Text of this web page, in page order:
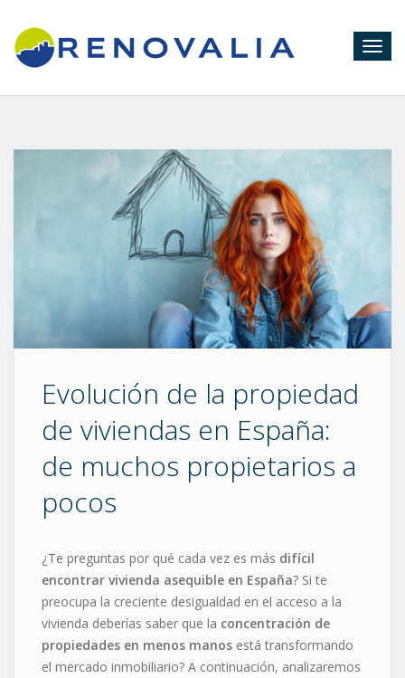
Evolución de la propiedad
de viviendas en España:
de muchos propietarios a
pocos
¿Te preguntas por qué cada vez es más difícil
encontrar vivienda asequible en España? Si te
preocupa la creciente desigualdad en el acceso a la
vivienda deberías saber que la concentración de
propiedades en menos manos está transformando
el mercado inmobiliario? A continuación, analizaremos